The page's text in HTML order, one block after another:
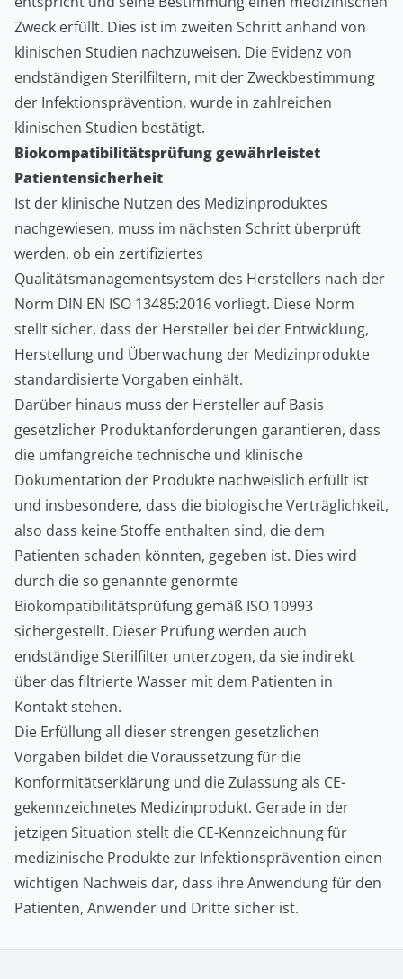
Zweck erfüllt. Dies ist im zweiten Schritt anhand von
klinischen Studien nachzuweisen. Die Evidenz von
endständigen Sterilfiltern, mit der Zweckbestimmung
der Infektionsprävention, wurde in zahlreichen
klinischen Studien bestätigt.
Biokompatibilitätsprüfung gewährleistet
Patientensicherheit
Ist der klinische Nutzen des Medizinproduktes
nachgewiesen, muss im nächsten Schritt überprüft
werden, ob ein zertifiziertes
Qualitätsmanagementsystem des Herstellers nach der
Norm DIN EN ISO 13485:2016 vorliegt. Diese Norm
stellt sicher, dass der Hersteller bei der Entwicklung,
Herstellung und Überwachung der Medizinprodukte
standardisierte Vorgaben einhält.
Darüber hinaus muss der Hersteller auf Basis
gesetzlicher Produktanforderungen garantieren, dass
die umfangreiche technische und klinische
Dokumentation der Produkte nachweislich erfüllt ist
und insbesondere, dass die biologische Verträglichkeit,
also dass keine Stoffe enthalten sind, die dem
Patienten schaden könnten, gegeben ist. Dies wird
durch die so genannte genormte
Biokompatibilitätsprüfung gemäß ISO 10993
sichergestellt. Dieser Prüfung werden auch
endständige Sterilfilter unterzogen, da sie indirekt
über das filtrierte Wasser mit dem Patienten in
Kontakt stehen.
Die Erfüllung all dieser strengen gesetzlichen
Vorgaben bildet die Voraussetzung für die
Konformitätserklärung und die Zulassung als CE-
gekennzeichnetes Medizinprodukt. Gerade in der
jetzigen Situation stellt die CE-Kennzeichnung für
medizinische Produkte zur Infektionsprävention einen
wichtigen Nachweis dar, dass ihre Anwendung für den
Patienten, Anwender und Dritte sicher ist.